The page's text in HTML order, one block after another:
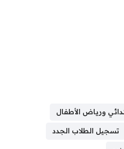
ورياض الأطفال
تسجيل الطلاب الجدد